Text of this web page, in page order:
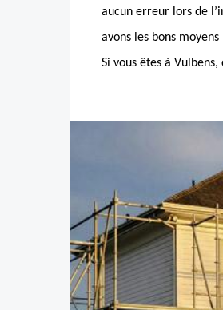
aucun erreur lors de
avons les bons
Si vous êtes à Vulbens,